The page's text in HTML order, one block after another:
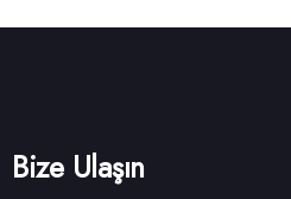
Bize Ulaşın